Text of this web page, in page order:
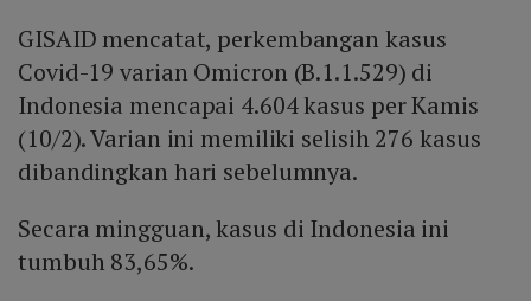
GISAID mencatat, perkembangan kasus
Covid-19 varian Omicron (B.1.1.529) di
Indonesia mencapai 4.604 kasus per Kamis
(10/2). Varian ini memiliki selisih 276 kasus
dibandingkan hari sebelumnya.
Secara mingguan, kasus di Indonesia ini
tumbuh 83,65%.